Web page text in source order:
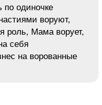
по одиночке
воруют,
роль, Мама ворует,
себя
на ворованные